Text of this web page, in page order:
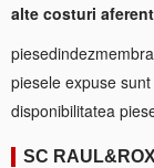
alte costuri
piesele expuse
disponibilitatea
SC